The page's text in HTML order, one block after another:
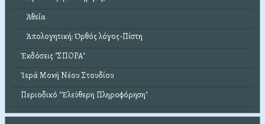
Ἀθεΐα
Ἀπολογητική: Ὀρθός λόγος-Πίστη
Ἐκδόσεις "ΣΠΟΡΑ"
Ἱερά Μονή Νέου Στουδίου
Περιοδικό "Ἐλεύθερη Πληροφόρηση"